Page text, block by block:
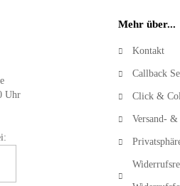
Uhr
Mehr über...
Kontakt
Callback
Click &
Versand- &